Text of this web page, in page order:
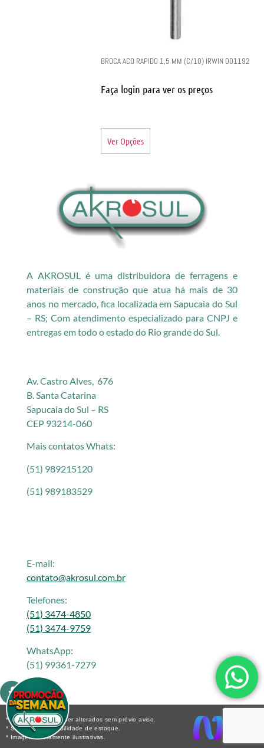
BROCA ACO RAPIDO 1,5 MM (C/10) IRWIN 001192
Faça login para ver os preços
Ver Opções
A AKROSUL é uma distribuidora de ferragens e
materiais de construção que atua há mais de 30
anos no mercado, fica localizada em Sapucaia do Sul
– RS; Com atendimento especializado para CNPJ e
entregas em todo o estado do Rio grande do Sul.
Av. Castro Alves, 676
B. Santa Catarina
Sapucaia do Sul – RS
CEP 93214-060
Mais contatos Whats:
(51) 989215120
(51) 989183529
E-mail:
contato@akrosul.com.br
Telefones:
(51) 3474-4850
(51) 3474-9759
WhatsApp:
(51) 99361-7279
* Os preços podem ser alterados sem prévio aviso.
* Sujeito a disponibilidade de estoque.
* Imagens meramente ilustrativas.